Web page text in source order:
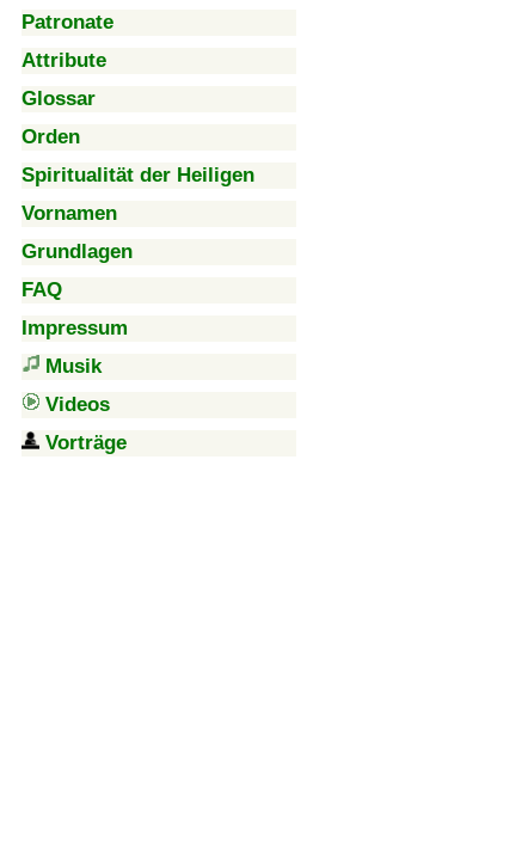
Patronate
Attribute
Glossar
Orden
Spiritualität der Heiligen
Vornamen
Grundlagen
FAQ
Impressum
Musik
Videos
Vorträge